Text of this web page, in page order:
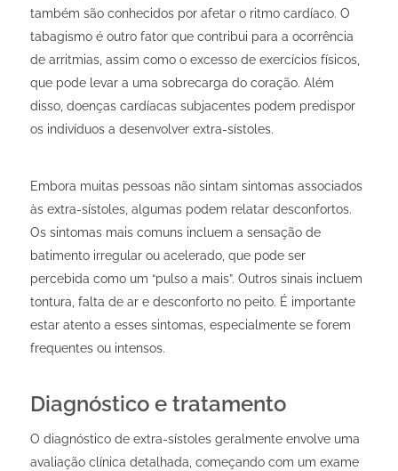
também são conhecidos por afetar o ritmo cardíaco. O
tabagismo é outro fator que contribui para a ocorrência
de arritmias, assim como o excesso de exercícios físicos,
que pode levar a uma sobrecarga do coração. Além
disso, doenças cardíacas subjacentes podem predispor
os indivíduos a desenvolver extra-sístoles.
Embora muitas pessoas não sintam sintomas associados
às extra-sístoles, algumas podem relatar desconfortos.
Os sintomas mais comuns incluem a sensação de
batimento irregular ou acelerado, que pode ser
percebida como um “pulso a mais”. Outros sinais incluem
tontura, falta de ar e desconforto no peito. É importante
estar atento a esses sintomas, especialmente se forem
frequentes ou intensos.
Diagnóstico e tratamento
O diagnóstico de extra-sístoles geralmente envolve uma
avaliação clínica detalhada, começando com um exame